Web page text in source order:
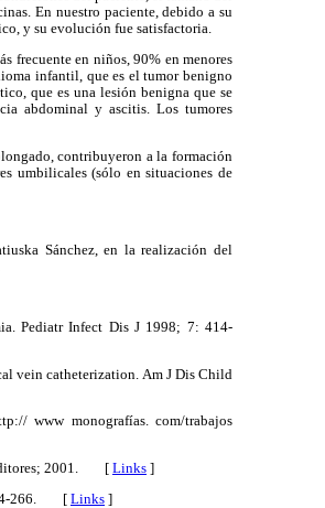
En nuestro paciente, debido a su
y su evolución fue satisfactoria.
frecuente en niños, 90% en menores
infantil, que es el tumor benigno
que es una lesión benigna que se
abdominal y ascitis. Los tumores
contribuyeron a la formación
umbilicales (sólo en situaciones de
Sánchez, en la realización del
Pediatr Infect Dis J 1998; 7: 414-
vein catheterization. Am J Dis Child
www monografías. com/trabajos
Editores; 2001. [ Links ]
264-266. [ Links ]